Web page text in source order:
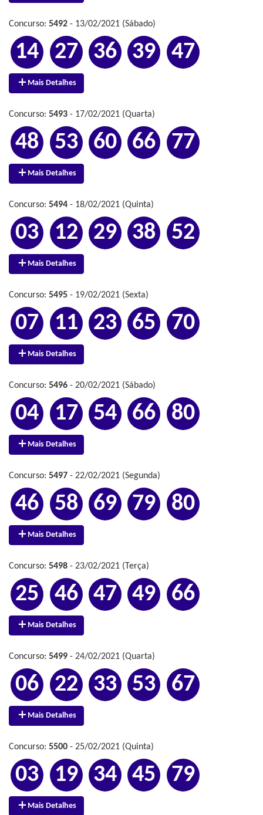
Concurso: 5492 - 13/02/2021 (Sábado)
14 27 36 39 47
Mais Detalhes
Concurso: 5493 - 17/02/2021 (Quarta)
48 53 60 66 77
Mais Detalhes
Concurso: 5494 - 18/02/2021 (Quinta)
03 12 29 38 52
Mais Detalhes
Concurso: 5495 - 19/02/2021 (Sexta)
07 11 23 65 70
Mais Detalhes
Concurso: 5496 - 20/02/2021 (Sábado)
04 17 54 66 80
Mais Detalhes
Concurso: 5497 - 22/02/2021 (Segunda)
46 58 69 79 80
Mais Detalhes
Concurso: 5498 - 23/02/2021 (Terça)
25 46 47 49 66
Mais Detalhes
Concurso: 5499 - 24/02/2021 (Quarta)
06 22 33 53 67
Mais Detalhes
Concurso: 5500 - 25/02/2021 (Quinta)
03 19 34 45 79
Mais Detalhes